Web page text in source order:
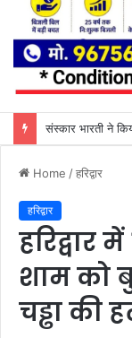
Home /हरिद्वार
हरिद्वार
हरिद्वार
शाम को
चड्ढा की